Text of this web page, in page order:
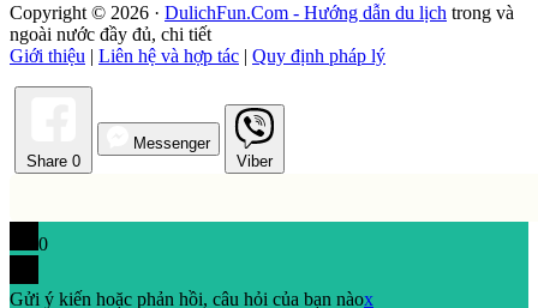
Copyright © 2026 · DulichFun.Com - Hướng dẫn du lịch trong và
ngoài nước đầy đủ, chi tiết
Giới thiệu | Liên hệ và hợp tác | Quy định pháp lý
Share 0
Messenger
Viber
0
Gửi ý kiến hoặc phản hồi, câu hỏi của bạn nàox